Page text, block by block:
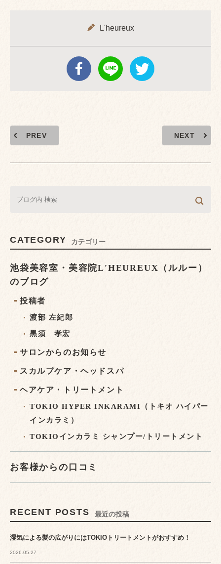
L'heureux
PREV NEXT
CATEGORY カテゴリー
池袋美容室・美容院L'HEUREUX（ルルー）
のブログ
投稿者
渡部 左紀郎
黒須 孝宏
サロンからのお知らせ
スカルプケア・ヘッドスパ
ヘアケア・トリートメント
TOKIO HYPER INKARAMI（トキオ ハイパー
インカラミ）
TOKIOインカラミ シャンプー/トリートメント
お客様からの口コミ
RECENT POSTS 最近の投稿
湿気による髪の広がりにはTOKIOトリートメントがおすすめ！
2026.05.27